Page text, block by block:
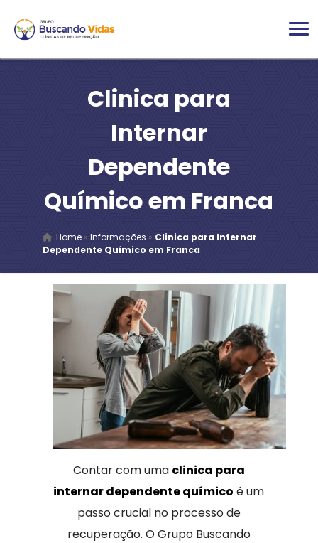
Clinica para
Internar
Dependente
Químico em Franca
Home» Informações » Clinica para Internar
Dependente Químico em Franca
Contar com uma clinica para
internar dependente químico é um
passo crucial no processo de
recuperação. O Grupo Buscando